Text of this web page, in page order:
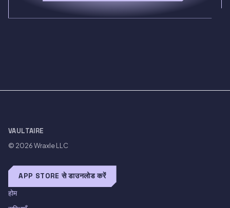
VAULTAIRE
© 2026Wraxle LLC
APP STORE से डाउनलोड करें
होम